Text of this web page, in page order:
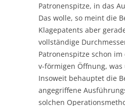
Patronenspitze, in das
Das wolle, so meint die
Klagepatents aber
vollständige
Patronenspitze schon
v-förmigen Öffnung,
Insoweit behauptet die
angegriffene
solchen